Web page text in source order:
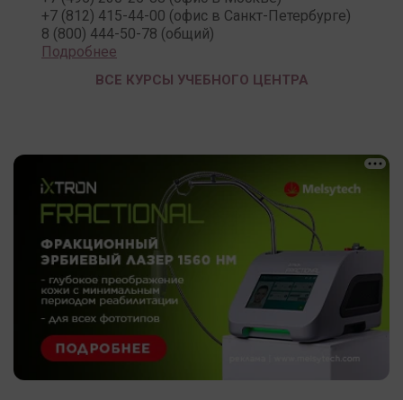
+7 (812) 415-44-00 (офис в Санкт-Петербурге)
8 (800) 444-50-78 (общий)
Подробнее
ВСЕ КУРСЫ УЧЕБНОГО ЦЕНТРА